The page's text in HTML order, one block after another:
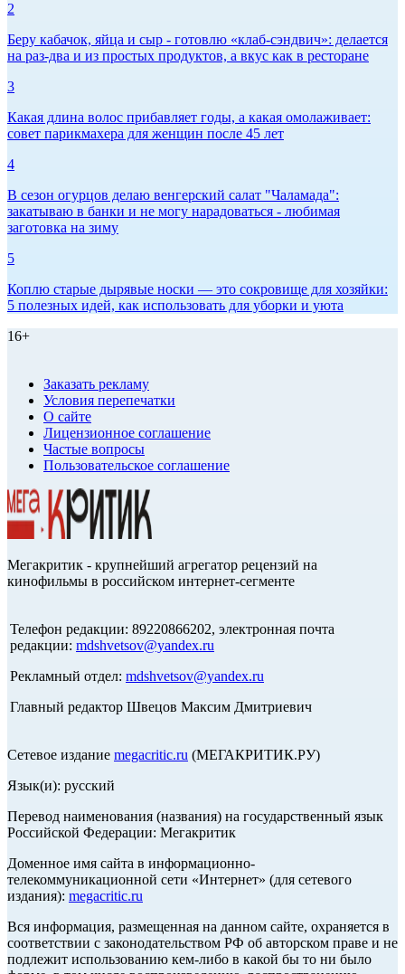
2
Беру кабачок, яйца и сыр - готовлю «клаб-сэндвич»: делается
на раз-два и из простых продуктов, а вкус как в ресторане
3
Какая длина волос прибавляет годы, а какая омолаживает:
совет парикмахера для женщин после 45 лет
4
В сезон огурцов делаю венгерский салат "Чаламада":
закатываю в банки и не могу нарадоваться - любимая
заготовка на зиму
5
Коплю старые дырявые носки — это сокровище для хозяйки:
5 полезных идей, как использовать для уборки и уюта
16+
Заказать рекламу
Условия перепечатки
О сайте
Лицензионное соглашение
Частые вопросы
Пользовательское соглашение
Мегакритик - крупнейший агрегатор рецензий на
кинофильмы в российском интернет-сегменте
Телефон редакции: 89220866202, электронная почта
редакции: mdshvetsov@yandex.ru
Рекламный отдел: mdshvetsov@yandex.ru
Главный редактор Швецов Максим Дмитриевич
Сетевое издание megacritic.ru (МЕГАКРИТИК.РУ)
Язык(и): русский
Перевод наименования (названия) на государственный язык
Российской Федерации: Мегакритик
Доменное имя сайта в информационно-
телекоммуникационной сети «Интернет» (для сетевого
издания): megacritic.ru
Вся информация, размещенная на данном сайте, охраняется в
соответствии с законодательством РФ об авторском праве и не
подлежит использованию кем-либо в какой бы то ни было